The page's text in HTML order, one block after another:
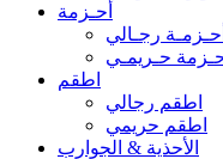
أحـزمة
أحـزمـة رجـالي
حـريمـي
اطقم
اطقم رجالي
اطقم حريمي
الأحذية & الجوارب